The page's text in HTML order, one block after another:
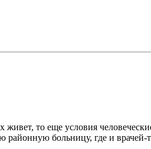
то еще условия
больницу, где и врачей-